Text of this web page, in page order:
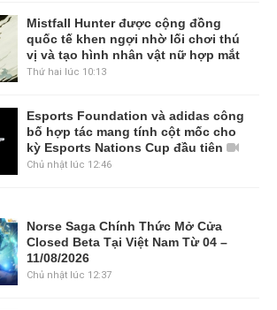
Mistfall Hunter được cộng đồng
quốc tế khen ngợi nhờ lối chơi thú
vị và tạo hình nhân vật nữ hợp mắt
Thứ hai lúc 10:13
Esports Foundation và adidas công
bố hợp tác mang tính cột mốc cho
kỳ Esports Nations Cup đầu tiên
Chủ nhật lúc 12:46
Norse Saga Chính Thức Mở Cửa
Closed Beta Tại Việt Nam Từ 04 –
11/08/2026
Chủ nhật lúc 12:37